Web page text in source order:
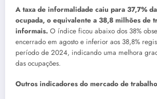
A taxa de informalidade caiu para 37,7%
ocupada, o equivalente a 38,8 milhões de
informais. O índice ficou abaixo dos 38%
encerrado em agosto e inferior aos 38,8%
período de 2024, indicando uma melhora
das ocupações.
Outros indicadores do mercado de trabalho